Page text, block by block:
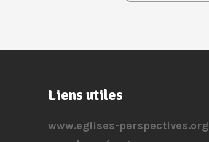
Liens utiles
www.eglises-perspectives.org